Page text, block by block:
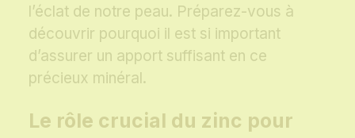
l’éclat de notre peau. Préparez-vous à
découvrir pourquoi il est si important
d’assurer un apport suffisant en ce
précieux minéral.
Le rôle crucial du zinc pour